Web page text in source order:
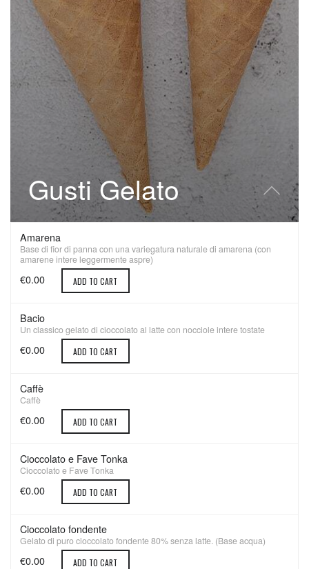
Gusti Gelato
Amarena
Base di fior di panna con una variegatura naturale di amarena (con
amarene intere leggermente aspre)
€0.00 ADD TO CART
Bacio
Un classico gelato di cioccolato al latte con nocciole intere tostate
€0.00 ADD TO CART
Caffè
Caffè
€0.00 ADD TO CART
Cioccolato e Fave Tonka
Cioccolato e Fave Tonka
€0.00 ADD TO CART
Cioccolato fondente
Gelato di puro cioccolato fondente 80% senza latte. (Base acqua)
€0.00 ADD TO CART